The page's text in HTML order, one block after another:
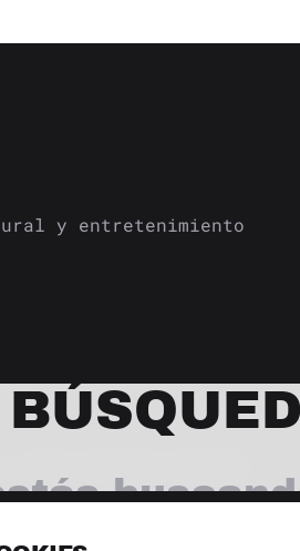
y entretenimiento